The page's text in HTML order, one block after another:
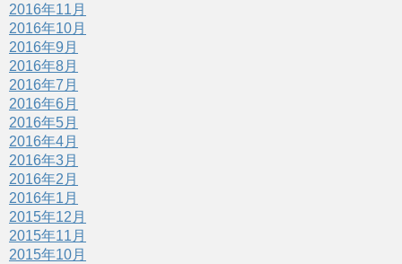
2016年11月
2016年10月
2016年9月
2016年8月
2016年7月
2016年6月
2016年5月
2016年4月
2016年3月
2016年2月
2016年1月
2015年12月
2015年11月
2015年10月